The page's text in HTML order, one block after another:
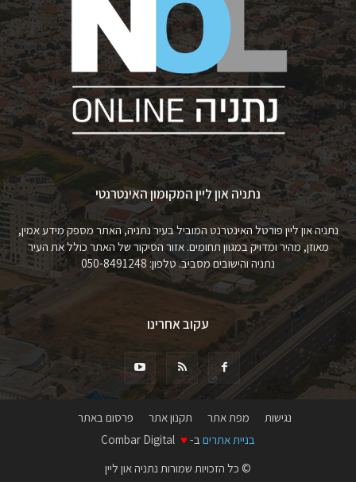
נתניה און ליין המקומון האינטרנטי
נתניה און ליין פורטל האינטרנט המוביל בעיר נתניה, האתר מספק מידע אמין,
מאוזן, מהיר ומדויק במגוון תחומים. אזור הסיקור של האתר כולל את העיר
נתניה והישובים מסביב. טלפון: 050-8491248
עקוב אחרינו
נגישות מפת אתר תקנון אתר
פרסום באתר
בניית אתרים ב- ♥
© כל הזכויות שמורות נתניה און ליין